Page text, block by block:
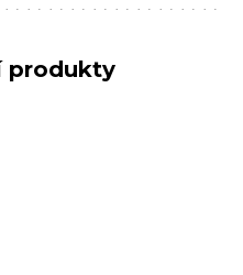
produkty